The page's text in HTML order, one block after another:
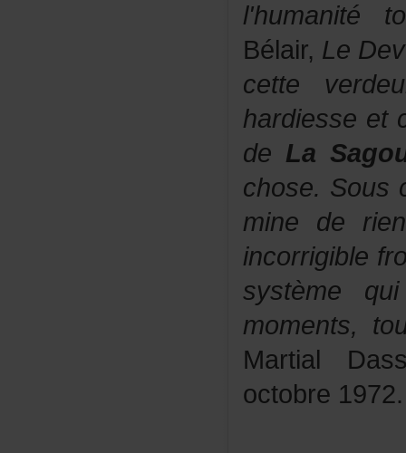
Bélair,
de
octobre1972.